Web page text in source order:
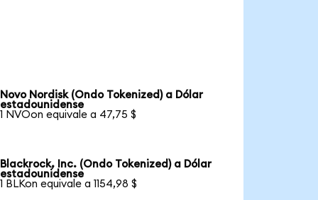
Novo Nordisk (Ondo Tokenized) a Dólar
estadounidense
1 NVOon equivale a 47,75 $
Blackrock, Inc. (Ondo Tokenized) a Dólar
estadounidense
1 BLKon equivale a 1154,98 $